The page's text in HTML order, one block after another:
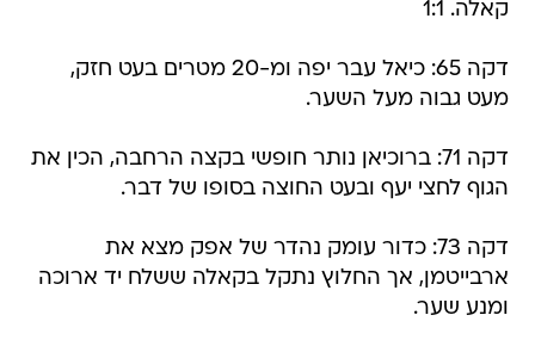
קאלה. 1:1
דקה 65: כיאל עבר יפה ומ-20 מטרים בעט חזק,
מעט גבוה מעל השער.
דקה 71: ברוכיאן נותר חופשי בקצה הרחבה, הכין את
הגוף לחצי יעף ובעט החוצה בסופו של דבר.
דקה 73: כדור עומק נהדר של אפק מצא את
ארבייטמן, אך החלוץ נתקל בקאלה ששלח יד ארוכה
ומנע שער.